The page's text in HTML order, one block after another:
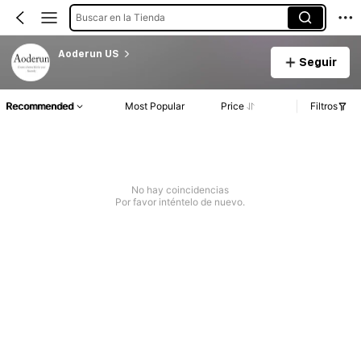
Buscar en la Tienda
Aoderun US
Seguir
Recommended Most Popular Price Filtros
No hay coincidencias
Por favor inténtelo de nuevo.